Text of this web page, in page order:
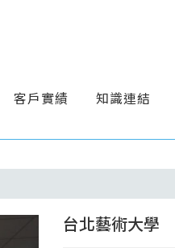
客戶實績 知識連結
台北藝術大學